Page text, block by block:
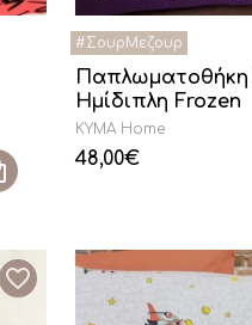
Ημίδιπλη Frozen
KYMA Home
48,00€